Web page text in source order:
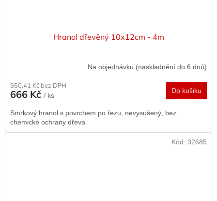
Hranol dřevěný 10x12cm - 4m
Na objednávku (naskladnění do 6 dnů)
550,41 Kč bez DPH
666 Kč / ks
Do košíku
Smrkový hranol s povrchem po řezu, nevysušený, bez
chemické ochrany dřeva.
Kód: 32685